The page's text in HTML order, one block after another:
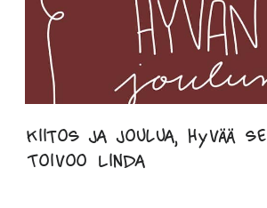
Kiitos ja joulua, hyvää
Toivoo Linda